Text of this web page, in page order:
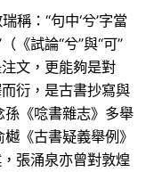
稱：“句中‘兮’字當
《試論“兮”與“可”
文，更能夠是對
衍，是古書抄寫與
《唸書雜志》多舉
《古書疑義舉例》
張涌泉亦曾對敦煌